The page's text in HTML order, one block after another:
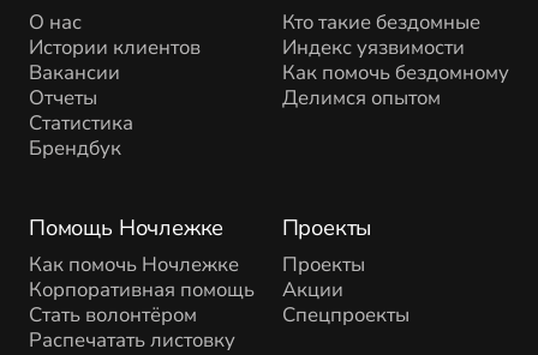
О нас
Истории клиентов
Вакансии
Отчеты
Статистика
Брендбук
Помощь Ночлежке
Как помочь Ночлежке
Корпоративная помощь
Стать волонтёром
Распечатать листовку
Проекты
Проекты
Акции
Спецпроекты
Кто такие бездомные
Индекс уязвимости
Как помочь бездомному
Делимся опытом